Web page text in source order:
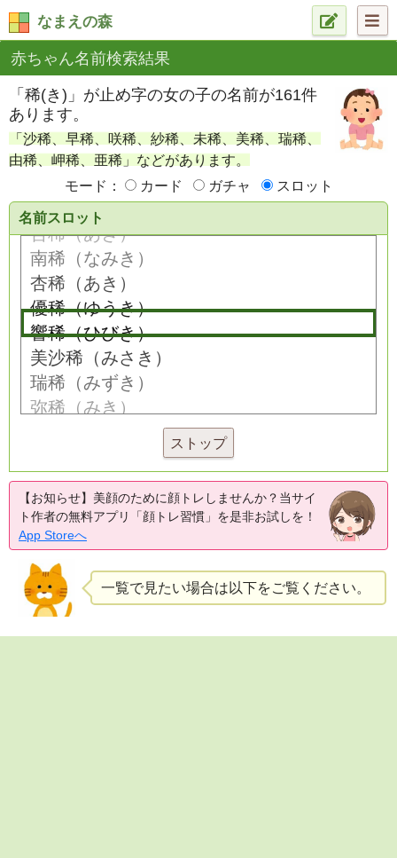
なまえの森
赤ちゃん名前検索結果
「稀(き)」が止め字の女の子の名前が161件
あります。
「沙稀、早稀、咲稀、紗稀、未稀、美稀、瑞稀、
由稀、岬稀、亜稀」などがあります。
モード：
カード ガチャ スロット
名前スロット
ストップ
【お知らせ】美顔のために顔トレしませんか？当サイ
ト作者の無料アプリ「顔トレ習慣」を是非お試しを！
App Storeへ
一覧で見たい場合は以下をご覧ください。